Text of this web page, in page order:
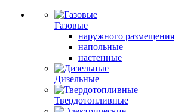
Газовые
наружного размещения
напольные
настенные
Дизельные
Твердотопливные